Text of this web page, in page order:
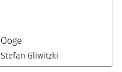
Ooge
Stefan Gliwitzki